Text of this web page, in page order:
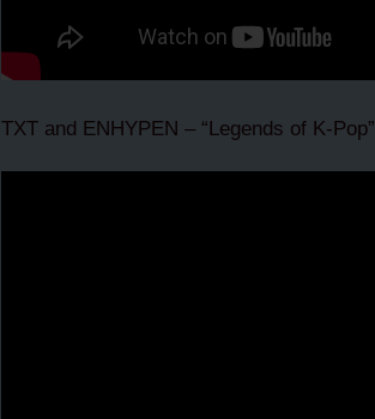
TXT and ENHYPEN – “Legends of K-Pop”